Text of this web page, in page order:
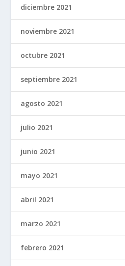
diciembre 2021
noviembre 2021
octubre 2021
septiembre 2021
agosto 2021
julio 2021
junio 2021
mayo 2021
abril 2021
marzo 2021
febrero 2021